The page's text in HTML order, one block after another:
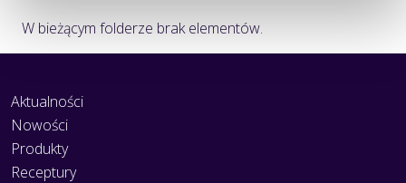
W bieżącym folderze brak elementów.
Aktualności
Nowości
Produkty
Receptury